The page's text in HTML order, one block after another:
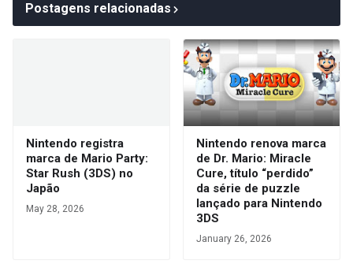
Postagens relacionadas
Nintendo registra
marca de Mario Party:
Star Rush (3DS) no
Japão
May 28, 2026
Nintendo renova marca
de Dr. Mario: Miracle
Cure, título “perdido”
da série de puzzle
lançado para Nintendo
3DS
January 26, 2026